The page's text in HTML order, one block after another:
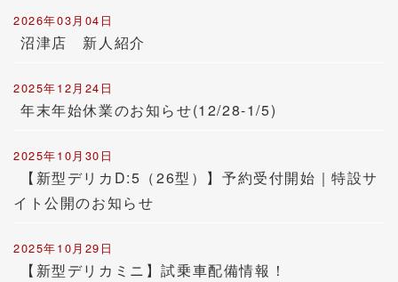
2026年03月04日
沼津店 新人紹介
2025年12月24日
年末年始休業のお知らせ(12/28-1/5)
2025年10月30日
【新型デリカD:5（26型）】予約受付開始｜特設サ
イト公開のお知らせ
2025年10月29日
【新型デリカミニ】試乗車配備情報！